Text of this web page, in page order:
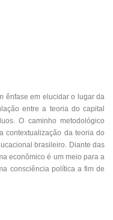
ênfase em elucidar o lugar da
entre a teoria do capital
O caminho metodológico
contextualização da teoria do
brasileiro. Diante das
econômico é um meio para a
consciência política a fim de